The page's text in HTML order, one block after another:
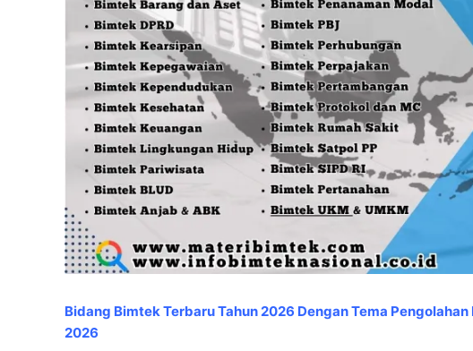
Bidang Bimtek Terbaru Tahun 2026 Dengan Tema
2026